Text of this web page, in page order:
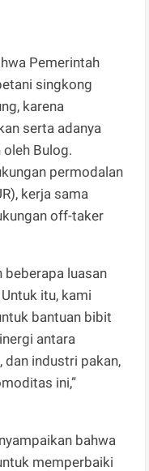
Pemerintah
singkong
karena
serta adanya
oleh Bulog.
permodalan
kerja sama
off-taker
beberapa luasan
itu, kami
bantuan bibit
antara
dan industri pakan,
ini,”
bahwa
memperbaiki